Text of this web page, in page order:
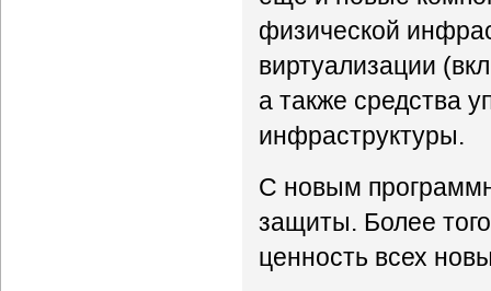
физической
виртуализации
а также средства
инфраструктуры.
С новым
защиты. Более
ценность всех